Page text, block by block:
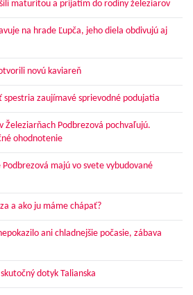
maturitou a prijatím do rodiny železiarov
na hrade Ľupča, jeho diela obdivujú aj
novú kaviareň
spestria zaujímavé sprievodné podujatia
Železiarňach Podbrezová pochvaľujú.
ohodnotenie
Podbrezová majú vo svete vybudované
a ako ju máme chápať?
ani chladnejšie počasie, zábava
dotyk Talianska